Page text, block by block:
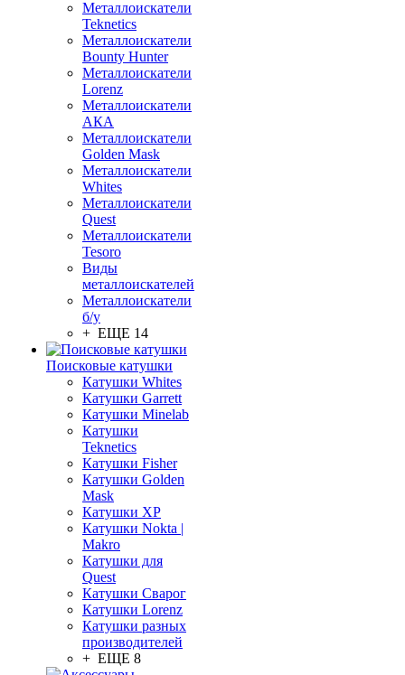
Металлоискатели
Teknetics
Металлоискатели
Bounty Hunter
Металлоискатели
Lorenz
Металлоискатели
АКА
Металлоискатели
Golden Mask
Металлоискатели
Whites
Металлоискатели
Quest
Металлоискатели
Tesoro
Виды
металлоискателей
Металлоискатели
б/у
+ ЕЩЕ 14
Поисковые катушки
Катушки Whites
Катушки Garrett
Катушки Minelab
Катушки
Teknetics
Катушки Fisher
Катушки Golden
Mask
Катушки XP
Катушки Nokta |
Makro
Катушки для
Quest
Катушки Сварог
Катушки Lorenz
Катушки разных
производителей
+ ЕЩЕ 8